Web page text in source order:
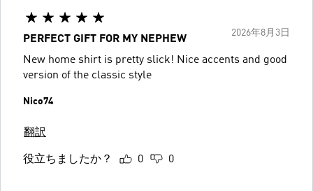
2026年8月3日
PERFECT GIFT FOR MY NEPHEW
New home shirt is pretty slick! Nice accents and good
version of the classic style
Nico74
翻訳
役立ちましたか？ 0 0